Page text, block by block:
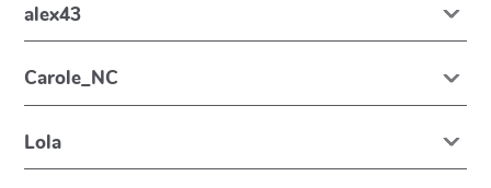
alex43
Carole_NC
Lola